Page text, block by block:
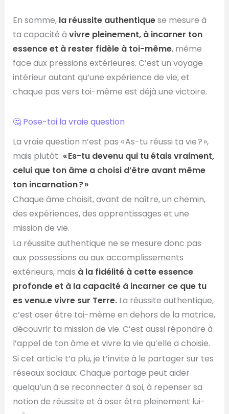
En somme, la réussite authentiquese mesure à
ta capacité à vivre pleinement, à incarner ton
essence et à rester fidèle à toi-même, même
face aux pressions extérieures. C’est un voyage
intérieur autant qu’une expérience de vie, et
chaque pas vers toi-même est déjà une victoire.
🤔 Pose-toi la vraie question
La vraie question n’est pas « As-tu réussi ta vie ? »,
mais plutôt : « Es-tu devenu qui tu étais vraiment,
celui que ton âme a choisi d’être avant même
ton incarnation ? »
Chaque âme choisit, avant de naître, un chemin,
des expériences, des apprentissages et une
mission de vie.
La réussite authentique ne se mesure donc pas
aux possessions ou aux accomplissements
extérieurs, mais à la fidélité à cette essence
profonde et à la capacité à incarner ce que tu
es venu.e vivre sur Terre.La réussite authentique,
c’est oser être toi-même en dehors de la matrice,
découvrir ta mission de vie. C’est aussi répondre à
l’appel de ton âme et vivre la vie qu’elle a choisie.
Si cet article t’a plu, je t’invite à le partager sur tes
réseaux sociaux. Chaque partage peut aider
quelqu’un à se reconnecter à soi, à repenser sa
notion de réussite et à oser être pleinement lui-